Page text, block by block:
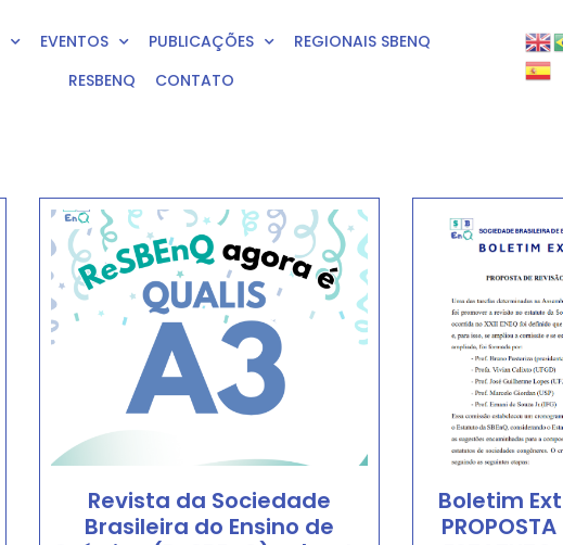
EVENTOS PUBLICAÇÕES
REGIONAIS SBENQ
RESBENQ
CONTATO
Revista da Sociedade
Brasileira do Ensino de
Boletim